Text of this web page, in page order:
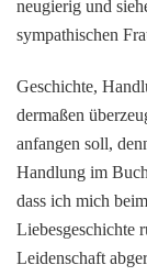
neugierig und
sympathischen
Geschichte,
dermaßen
anfangen soll,
Handlung im
dass ich mich
Liebesgeschichte
Leidenschaft